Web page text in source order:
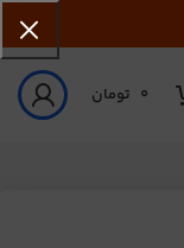
0 تومان